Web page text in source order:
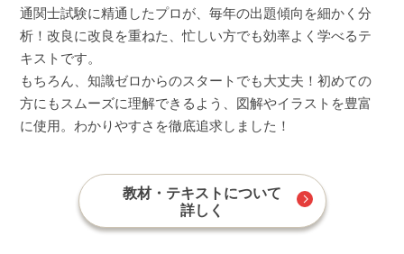
通関士試験に精通したプロが、毎年の出題傾向を細かく分
析！改良に改良を重ねた、忙しい方でも効率よく学べるテ
キストです。
もちろん、知識ゼロからのスタートでも大丈夫！初めての
方にもスムーズに理解できるよう、図解やイラストを豊富
に使用。わかりやすさを徹底追求しました！
教材・テキストについて
詳しく